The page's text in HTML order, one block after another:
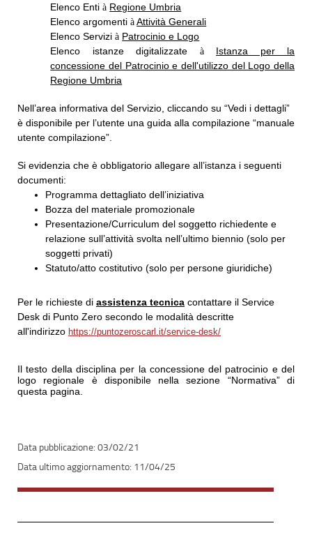
Elenco Entià Regione Umbria
Elenco argomentià Attività Generali
Elenco Servizià Patrocinio e Logo
Elenco istanze digitalizzate à
Istanza per la
concessione del Patrocinio e dell'utilizzo del Logo della
Regione Umbria
Nell’area informativa del Servizio, cliccando su “Vedi i dettagli”
è disponibile per l’utente una guida alla compilazione “manuale
utente compilazione”.
Si evidenzia che è obbligatorio allegare all’istanza i seguenti
documenti:
Programma dettagliato dell’iniziativa
Bozza del materiale promozionale
Presentazione/Curriculum del soggetto richiedente e
relazione sull’attività svolta nell’ultimo biennio (solo per
soggetti privati)
Statuto/atto costitutivo (solo per persone giuridiche)
Per le richieste di assistenza tecnica contattare il Service
Desk di Punto Zero secondo le modalità descritte
all'indirizzo https://puntozeroscarl.it/service-desk/
Il testo della disciplina per la concessione del patrocinio e del
logo regionale è disponibile nella sezione “Normativa” di
questa pagina.
03/02/21
11/04/25